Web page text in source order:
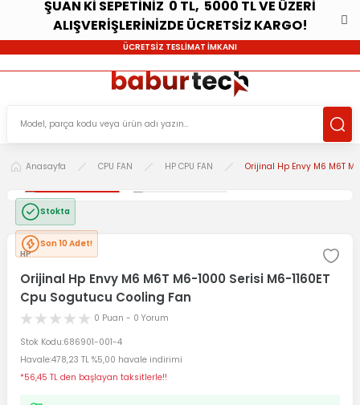
ŞUAN Kİ SEPETİNİZ 0 TL, 5000 TL VE ÜZERİ
ALIŞVERİŞLERİNİZDE ÜCRETSİZ KARGO!
ÜCRETSİZ TESLİMAT İMKANI
Anasayfa CPU FAN HP CPU FAN Orijinal Hp Envy M6 M6T
Stokta
Son 10 Adet!
HP
Orijinal Hp Envy M6 M6T M6-1000 Serisi M6-1160ET
Cpu Sogutucu Cooling Fan
0 Puan - 0 Yorum
Stok Kodu 686901-001-4
Havale478,23 TL %5,00 havale indirimi
*56,45 TL den başlayan taksitlerle!!